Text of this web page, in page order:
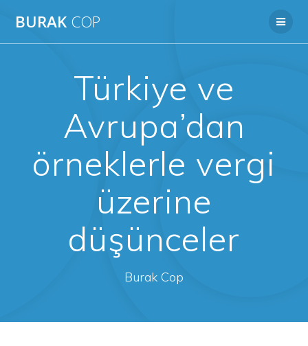
BURAK COP
Türkiye ve
Avrupa’dan
örneklerle vergi
üzerine
düşünceler
Burak Cop